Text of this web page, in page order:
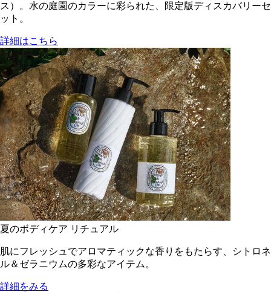
ス）。水の庭園のカラーに彩られた、限定版ディスカバリーセ
ット。
詳細はこちら
夏のボディケア リチュアル
肌にフレッシュでアロマティックな香りをもたらす、シトロネ
ル＆ゼラニウムの多彩なアイテム。
詳細をみる